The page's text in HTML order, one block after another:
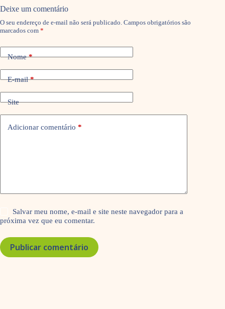
Deixe um comentário
O seu endereço de e-mail não será publicado. Campos obrigatórios são
marcados com *
Nome*
E-mail*
Site
Adicionar comentário *
Salvar meu nome, e-mail e site neste navegador para a
próxima vez que eu comentar.
Publicar comentário